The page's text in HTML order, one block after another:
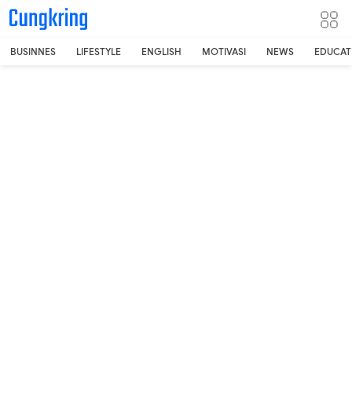
-->
BUSINNES LIFESTYLE ENGLISH MOTIVASI NEWS